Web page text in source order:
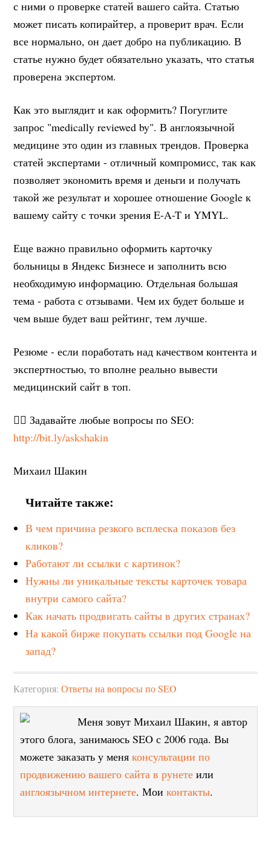
с ними о проверке статей вашего сайта. Статью
может писать копирайтер, а проверит врач. Если
все нормально, он дает добро на публикацию. В
статье нужно будет обязательно указать, что статья
проверена экспертом.
Как это выглядит и как оформить? Погуглите
запрос "medically reviewed by". В англоязычной
медицине это один из главных трендов. Проверка
статей экспертами - отличный компромисс, так как
позволяет экономить время и деньги и получать
такой же результат и хорошее отношение Google к
вашему сайту с точки зрения E-A-T и YMYL.
Еще важно правильно оформить карточку
больницы в Яндекс Бизнесе и заполнить всю
необходимую информацию. Отдельная большая
тема - работа с отзывами. Чем их будет больше и
чем выше будет ваш рейтинг, тем лучше.
Резюме - если поработать над качеством контента и
экспертностью, то вполне реально вывести
медицинский сайт в топ.
✍🏻 Задавайте любые вопросы по SEO:
http://bit.ly/askshakin
Михаил Шакин
Читайте также:
В чем причина резкого всплеска показов без
кликов?
Работают ли ссылки с картинок?
Нужны ли уникальные тексты карточек товара
внутри самого сайта?
Как начать продвигать сайты в других странах?
На какой бирже покупать ссылки под Google на
запад?
Категория:Ответы на вопросы по SEO
Меня зовут Михаил Шакин, я автор
этого блога, занимаюсь SEO с 2006 года. Вы
можете заказать у меняконсультации по
продвижению вашего сайта в рунете или
англоязычном интернете. Моиконтакты.